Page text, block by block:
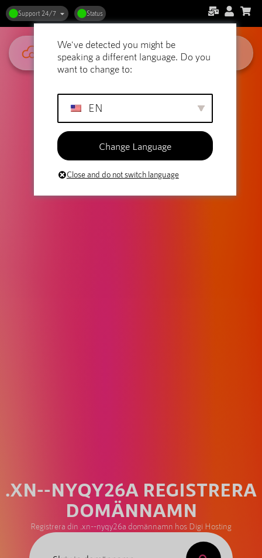
Support 24/7 Status
.XN--NYQY26A REGISTRERA
DOMÄNNAMN
Registrera din .xn--nyqy26a domännamn hos Digi Hosting
We've detected you might be
speaking a different language. Do you
want to change to:
EN
Change Language
Close and do not switch language